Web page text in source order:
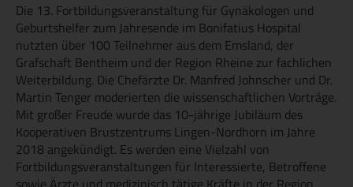
Die 13. Fortbildungsveranstaltung für Gynäkologen und
Geburtshelfer zum Jahresende im Bonifatius Hospital
nutzten über 100 Teilnehmer aus dem Emsland, der
Grafschaft Bentheim und der Region Rheine zur fachlichen
Weiterbildung. Die Chefärzte Dr. Manfred Johnscher und Dr.
Martin Tenger moderierten die wissenschaftlichen Vorträge.
Mit großer Freude wurde das 10-jährige Jubiläum des
Kooperativen Brustzentrums Lingen-Nordhorn im Jahre
2018 angekündigt. Es werden eine Vielzahl von
Fortbildungsveranstaltungen für Interessierte, Betroffene